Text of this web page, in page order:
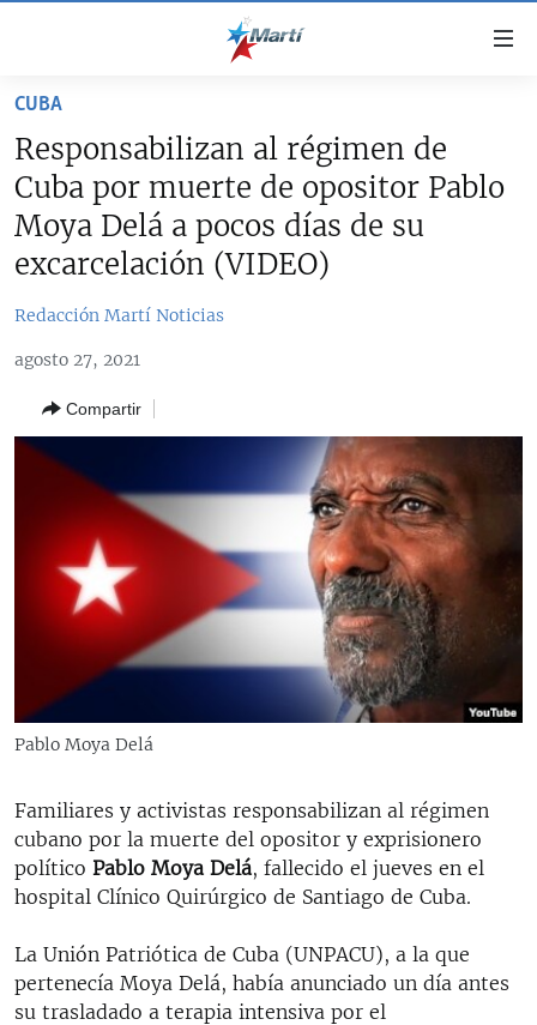
accesibilidad
contenido
principal
principal
la
búsqueda
CUBA
CUBA
DERECHOS HUMANOS
SOBRE CUBA
ESTADOS UNIDOS
ESTADOS UNIDOS
AMÉRICA LATINA
OPINIÓN GRÁFICA
AUDIOVISUALES MARTÍ
RADIO MARTÍ
ESPECIALES
ESPECIALES
LA REALIDAD DE LA VIVIENDA EN CUBA
LOS SANTOS DE HIALEAH
DESINFORMACIÓN RUSA EN AMÉRICA LATINA
LA INVASIÓN DE RUSIA A UCRANIA
MULTIMEDIA
EDITORIALES
SÍGUENOS
CUBA
Responsabilizan al régimen de
Cuba por muerte de opositor Pablo
Moya Delá a pocos días de su
excarcelación (VIDEO)
Redacción Martí Noticias
agosto 27, 2021
Compartir
Pablo Moya Delá
Familiares y activistas responsabilizan al régimen
cubano por la muerte del opositor y exprisionero
político Pablo Moya Delá, fallecido el jueves en el
hospital Clínico Quirúrgico de Santiago de Cuba.
La Unión Patriótica de Cuba (UNPACU), a la que
pertenecía Moya Delá, había anunciado un día antes
su trasladado a terapia intensiva por el